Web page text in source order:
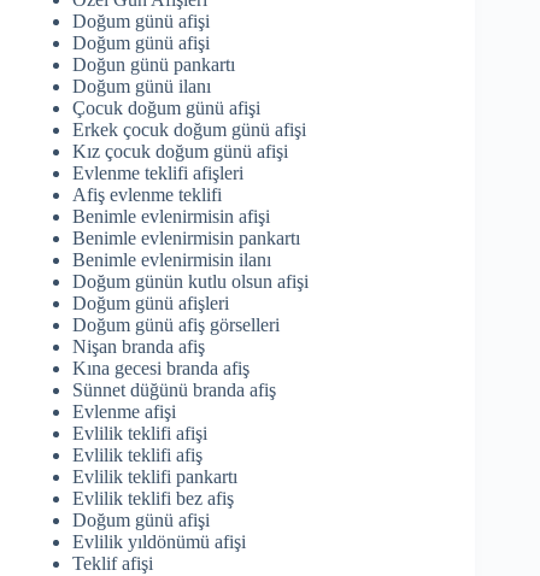
Doğum günü afişi
Doğum günü afişi
Doğun günü pankartı
Doğum günü ilanı
Çocuk doğum günü afişi
Erkek çocuk doğum günü afişi
Kız çocuk doğum günü afişi
Evlenme teklifi afişleri
Afiş evlenme teklifi
Benimle evlenirmisin afişi
Benimle evlenirmisin pankartı
Benimle evlenirmisin ilanı
Doğum günün kutlu olsun afişi
Doğum günü afişleri
Doğum günü afiş görselleri
Nişan branda afiş
Kına gecesi branda afiş
Sünnet düğünü branda afiş
Evlenme afişi
Evlilik teklifi afişi
Evlilik teklifi afiş
Evlilik teklifi pankartı
Evlilik teklifi bez afiş
Doğum günü afişi
Evlilik yıldönümü afişi
Teklif afişi